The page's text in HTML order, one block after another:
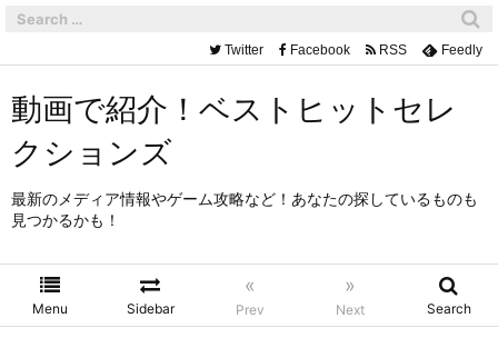
動画で紹介！ベストヒットセレ
クションズ
最新のメディア情報やゲーム攻略など！あなたの探しているものも
見つかるかも！
Menu Sidebar
«
Prev
»
Next Search
Twitter Facebook RSS Feedly